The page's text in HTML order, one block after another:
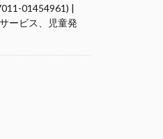
01454961) |
ービス、児童発